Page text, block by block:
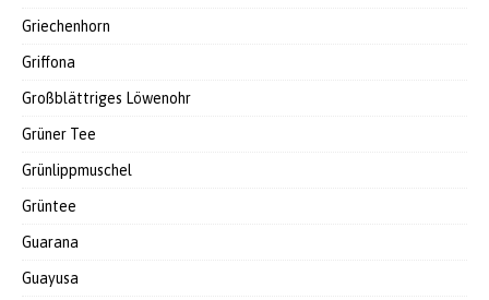
Griechenhorn
Griffona
Großblättriges Löwenohr
Grüner Tee
Grünlippmuschel
Grüntee
Guarana
Guayusa